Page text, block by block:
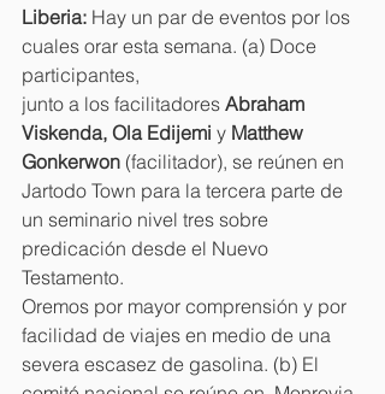
Liberia: Hay un par de eventos por los
cuales orar esta semana. (a) Doce
participantes,
junto a los facilitadores Abraham
Viskenda, Ola Edijemi y Matthew
Gonkerwon (facilitador), se reúnen en
Jartodo Town para la tercera parte de
un seminario nivel tres sobre
predicación desde el Nuevo
Testamento.
Oremos por mayor comprensión y por
facilidad de viajes en medio de una
severa escasez de gasolina. (b) El